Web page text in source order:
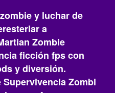
y luchar de
a
Zombie
ficción fps con
y diversión.
Supervivencia Zombi